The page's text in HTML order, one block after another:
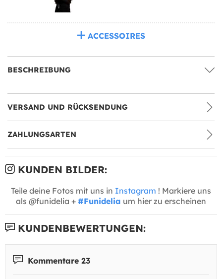
ACCESSOIRES
BESCHREIBUNG
VERSAND UND RÜCKSENDUNG
ZAHLUNGSARTEN
KUNDEN BILDER:
Teile deine Fotos mit uns in Instagram ! Markiere uns
als @funidelia + #Funidelia um hier zu erscheinen
KUNDENBEWERTUNGEN:
Kommentare 23